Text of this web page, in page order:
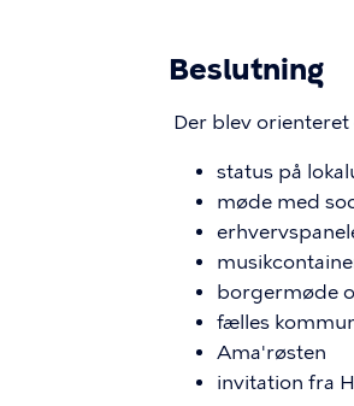
Beslutning
Der blev orienteret
status på
møde med
borgermøde
fælles
Ama'røsten
invitation fra